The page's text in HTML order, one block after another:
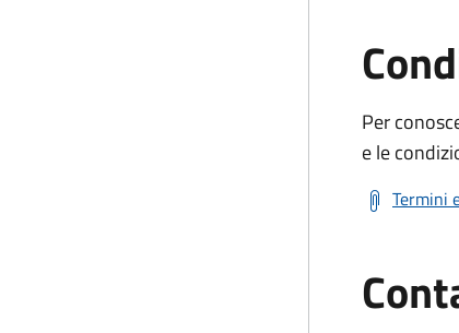
Per
e le
Termini